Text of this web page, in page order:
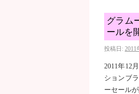
グラム
ールを
投稿日: 2011
2011年12
ションブ
ーセール